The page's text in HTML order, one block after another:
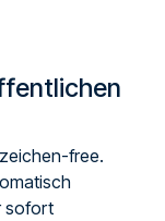
free.
sofort